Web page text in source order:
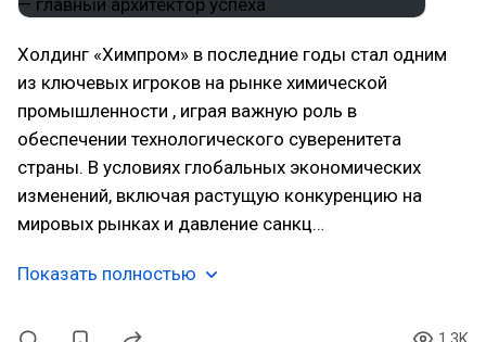
Холдинг «Химпром» в последние годы стал одним
из ключевых игроков на рынке химической
промышленности , играя важную роль в
обеспечении технологического суверенитета
страны. В условиях глобальных экономических
изменений, включая растущую конкуренцию на
мировых рынках и давление санкц…
Показать полностью